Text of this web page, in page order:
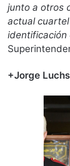
junto a otros
actual
identificación
+Jorge